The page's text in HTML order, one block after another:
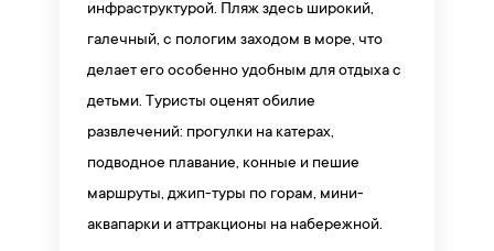
инфраструктурой. Пляж здесь широкий,
галечный, с пологим заходом в море, что
делает его особенно удобным для отдыха с
детьми. Туристы оценят обилие
развлечений: прогулки на катерах,
подводное плавание, конные и пешие
маршруты, джип-туры по горам, мини-
аквапарки и аттракционы на набережной.